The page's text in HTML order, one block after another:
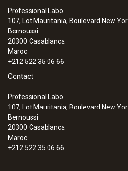
Professional Labo
107, Lot Mauritania, Boulevard New
Bernoussi
20300 Casablanca
Maroc
+212 522 35 06 66
Contact
Professional Labo
107, Lot Mauritania, Boulevard New
Bernoussi
20300 Casablanca
Maroc
+212 522 35 06 66